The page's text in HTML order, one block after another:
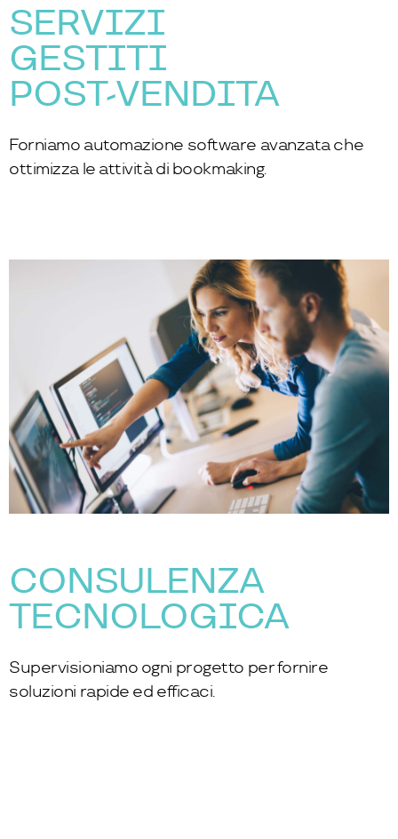
SERVIZI
GESTITI
POST-VENDITA
Forniamo automazione software avanzata che
ottimizza le attività di bookmaking.
CONSULENZA
TECNOLOGICA
Supervisioniamo ogni progetto per fornire
soluzioni rapide ed efficaci.